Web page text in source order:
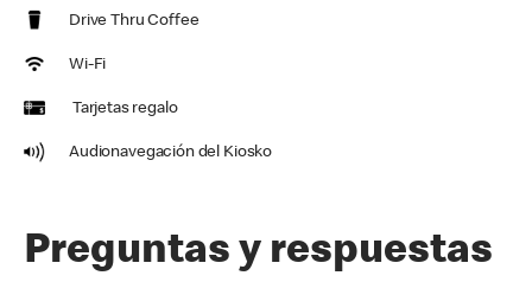
Drive Thru Coffee
Wi-Fi
Tarjetas regalo
Audionavegación del Kiosko
Preguntas y respuestas